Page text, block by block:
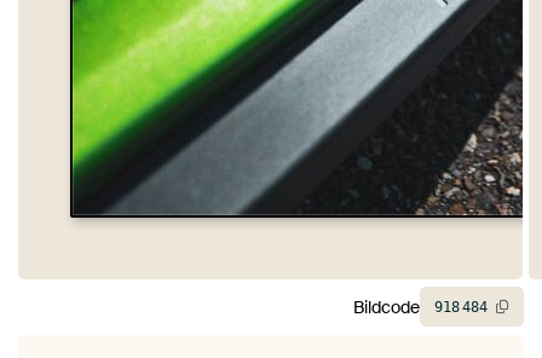
Bildcode 918484